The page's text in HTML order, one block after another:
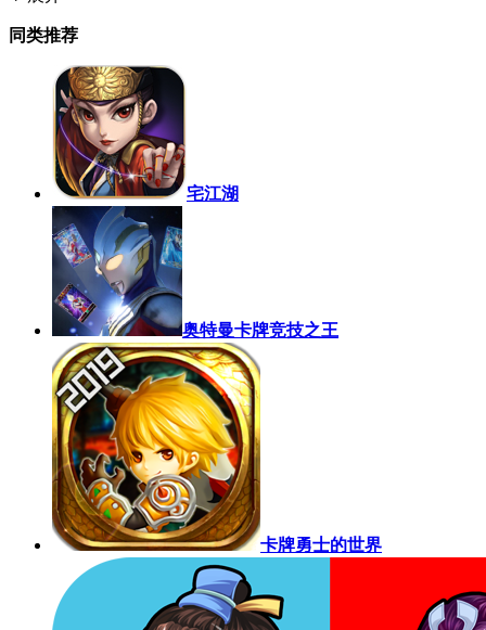
同类推荐
宅江湖
奥特曼卡牌竞技之王
卡牌勇士的世界